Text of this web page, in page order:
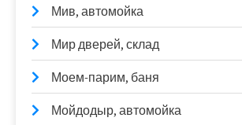
Мив, автомойка
Мир дверей, склад
Моем-парим, баня
Мойдодыр, автомойка